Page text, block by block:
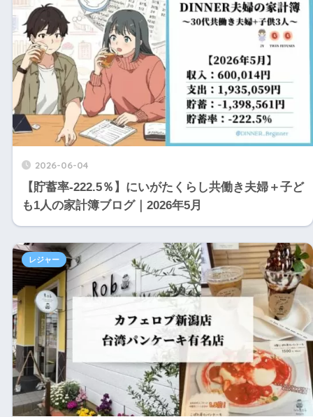
2026-06-04
【貯蓄率-222.5％】にいがたくらし共働き夫婦＋子ど
も1人の家計簿ブログ｜2026年5月
レジャー